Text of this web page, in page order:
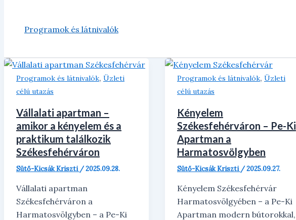
Programok és látnivalók
Programok és látnivalók, Üzleti
célú utazás
Vállalati apartman –
amikor a kényelem és a
praktikum találkozik
Székesfehérváron
Sütő-Kicsák Kriszti /2025.09.28.
Vállalati apartman
Székesfehérváron a
Harmatosvölgyben – a Pe-Ki
Programok és látnivalók, Üzleti
célú utazás
Kényelem
Székesfehérváron – Pe-Ki
Apartman a
Harmatosvölgyben
Sütő-Kicsák Kriszti /2025.09.27.
Kényelem Székesfehérvár
Harmatosvölgyében – a Pe-Ki
Apartman modern bútorokkal,